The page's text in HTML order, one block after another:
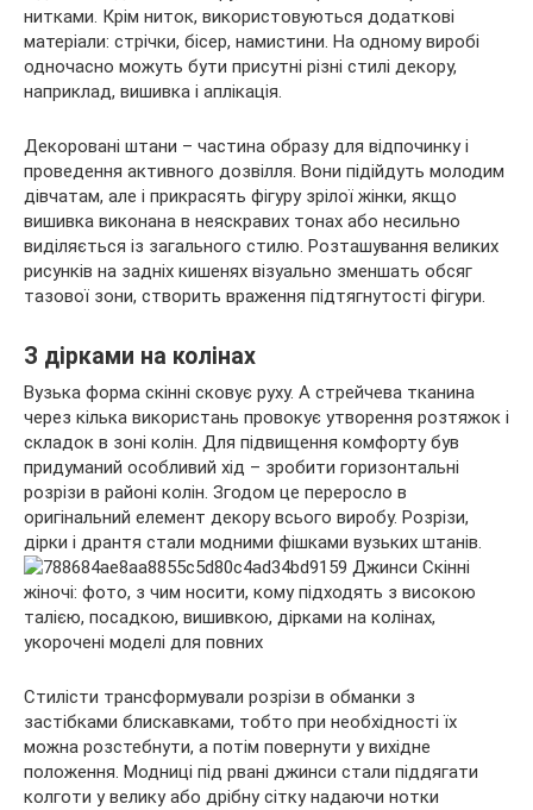
нитками. Крім ниток, використовуються додаткові
матеріали: стрічки, бісер, намистини. На одному виробі
одночасно можуть бути присутні різні стилі декору,
наприклад, вишивка і аплікація.
Декоровані штани – частина образу для відпочинку і
проведення активного дозвілля. Вони підійдуть молодим
дівчатам, але і прикрасять фігуру зрілої жінки, якщо
вишивка виконана в неяскравих тонах або несильно
виділяється із загального стилю. Розташування великих
рисунків на задніх кишенях візуально зменшать обсяг
тазової зони, створить враження підтягнутості фігури.
З дірками на колінах
Вузька форма скінні сковує руху. А стрейчева тканина
через кілька використань провокує утворення розтяжок і
складок в зоні колін. Для підвищення комфорту був
придуманий особливий хід – зробити горизонтальні
розрізи в районі колін. Згодом це переросло в
оригінальний елемент декору всього виробу. Розрізи,
дірки і дрантя стали модними фішками вузьких штанів.
Стилісти трансформували розрізи в обманки з
застібками блискавками, тобто при необхідності їх
можна розстебнути, а потім повернути у вихідне
положення. Модниці під рвані джинси стали піддягати
колготи у велику або дрібну сітку надаючи нотки